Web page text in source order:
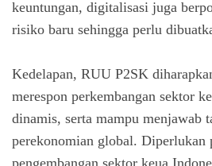
keuntungan, digitalisasi juga
risiko baru sehingga perlu
Kedelapan, RUU P2SK
merespon perkembangan sektor
dinamis, serta mampu menjawab
perekonomian global. Diperlukan
pengembangan sektor keua